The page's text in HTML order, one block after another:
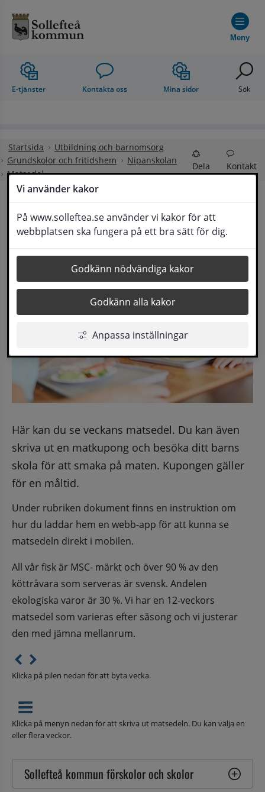
Vi använder kakor
På www.solleftea.se använder vi kakor för att
webbplatsen ska fungera på ett bra sätt för dig.
Godkänn nödvändiga kakor
Godkänn alla kakor
Anpassa inställningar
Meny
E-tjänster Kontakta oss Mina sidor Sök
Startsida
Utbildning och barnomsorg
Grundskolor och fritidshem
Nipanskolan
Matsedel
Dela Kontakt
Matsedel och
matkupong för skola och förskola
Här kan du se veckans matsedel. Du kan även
skriva ut en matkupong och besöka ditt barns
skola för att smaka på maten. Kupongen gäller
för en måltid.
Under rubriken dokument finns en instruktion om
hur du laddar hem en webb-app för att kunna se
matsedeln direkt i mobilen.
All vår fisk är MSC- märkt och över 90 % av den
köttråvara som serveras är svensk. Andelen
ekologiska varor är 30 %. Vi har en 12-veckors
matsedel som varieras efter säsong och vi justerar
den med jämna mellanrum.
Klicka på pilen nedan för att byta vecka.
Klicka på menyn nedan för att skriva ut matsedeln. Du kan välja en
eller flera veckor.
Sollefteå kommun förskolor och skolor